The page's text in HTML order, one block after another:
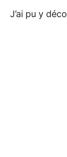
J’ai pu y